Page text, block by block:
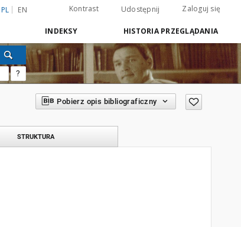
PL EN Kontrast Udostępnij Zaloguj się
INDEKSY HISTORIA PRZEGLĄDANIA
?
Pobierz opis bibliograficzny
STRUKTURA